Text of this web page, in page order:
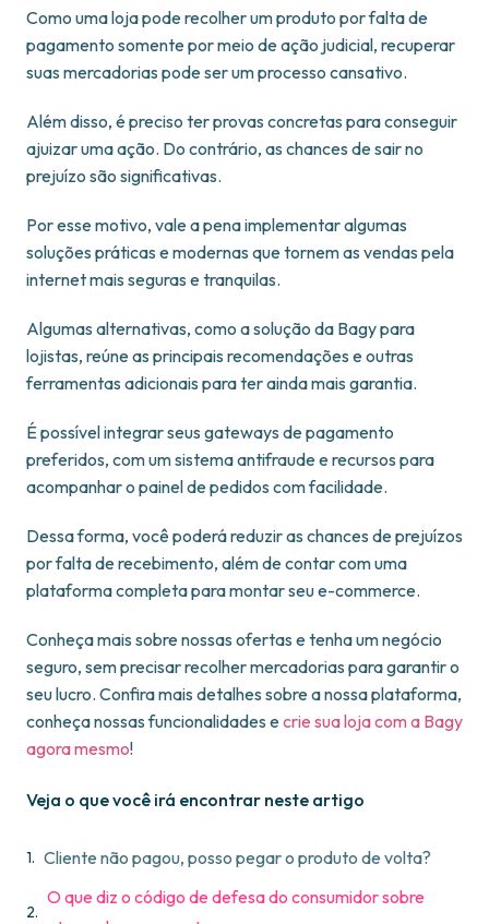
Como uma loja pode recolher um produto por falta de
pagamento somente por meio de ação judicial, recuperar
suas mercadorias pode ser um processo cansativo.
Além disso, é preciso ter provas concretas para conseguir
ajuizar uma ação. Do contrário, as chances de sair no
prejuízo são significativas.
Por esse motivo, vale a pena implementar algumas
soluções práticas e modernas que tornem as vendas pela
internet mais seguras e tranquilas.
Algumas alternativas, como a solução da Bagy para
lojistas, reúne as principais recomendações e outras
ferramentas adicionais para ter ainda mais garantia.
É possível integrar seus gateways de pagamento
preferidos, com um sistema antifraude e recursos para
acompanhar o painel de pedidos com facilidade.
Dessa forma, você poderá reduzir as chances de prejuízos
por falta de recebimento, além de contar com uma
plataforma completa para montar seu e-commerce.
Conheça mais sobre nossas ofertas e tenha um negócio
seguro, sem precisar recolher mercadorias para garantir o
seu lucro. Confira mais detalhes sobre a nossa plataforma,
conheça nossas funcionalidades ecrie sua loja com a Bagy
agora mesmo!
Veja o que você irá encontrar neste artigo
Cliente não pagou, posso pegar o produto de volta?
O que diz o código de defesa do consumidor sobre